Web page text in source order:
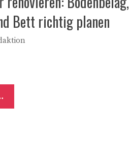
Bett richtig planen